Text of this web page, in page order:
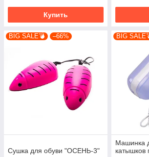
Купить
BIG SALE💣 –66%
Сушка для обуви "ОСЕНЬ-3"
BIG
Машинка
катышков